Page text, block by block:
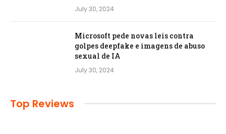
July 30, 2024
Microsoft pede novas leis contra
golpes deepfake e imagens de abuso
sexual de IA
July 30, 2024
Top Reviews